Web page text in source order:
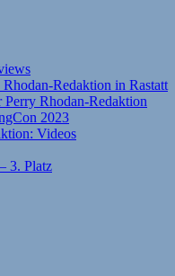
Redaktion in Rastatt
Perry Rhodan-Redaktion
2023
Videos
3. Platz